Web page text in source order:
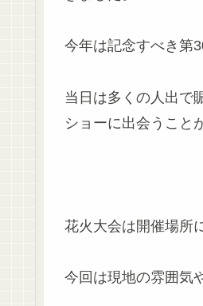
今年は記念すべき第
当日は多くの人出で
ショーに出会うこと
花火大会は開催場所
今回は現地の雰囲気